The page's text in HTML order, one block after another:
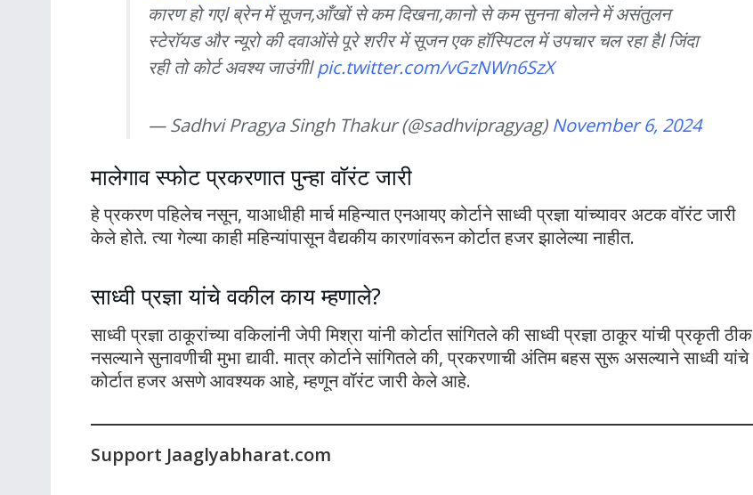
कारण हो गएl ब्रेन में सूजन,आँखों से कम दिखना,कानो से कम सुनना बोलने में असंतुलन
स्टेरॉयड और न्यूरो की दवाओंसे पूरे शरीर में सूजन एक हॉस्पिटल में उपचार चल रहा हैl जिंदा
रही तो कोर्ट अवश्य जाउंगीlpic.twitter.com/vGzNWn6SzX
— Sadhvi Pragya Singh Thakur (@sadhvipragyag) November 6, 2024
मालेगाव स्फोट प्रकरणात पुन्हा वॉरंट जारी
हे प्रकरण पहिलेच नसून, याआधीही मार्च महिन्यात एनआयए कोर्टाने साध्वी प्रज्ञा यांच्यावर अटक वॉरंट जारी
केले होते. त्या गेल्या काही महिन्यांपासून वैद्यकीय कारणांवरून कोर्टात हजर झालेल्या नाहीत.
साध्वी प्रज्ञा यांचे वकील काय म्हणाले?
साध्वी प्रज्ञा ठाकूरांच्या वकिलांनी जेपी मिश्रा यांनी कोर्टात सांगितले की साध्वी प्रज्ञा ठाकूर यांची प्रकृती ठीक
नसल्याने सुनावणीची मुभा द्यावी. मात्र कोर्टाने सांगितले की, प्रकरणाची अंतिम बहस सुरू असल्याने साध्वी यांचे
कोर्टात हजर असणे आवश्यक आहे, म्हणून वॉरंट जारी केले आहे.
Support Jaaglyabharat.com